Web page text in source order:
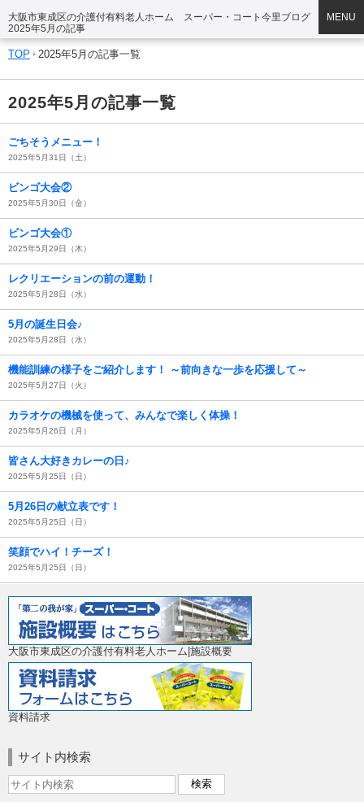
大阪市東成区の介護付有料老人ホーム スーパー・コート今里ブログ
2025年5月の記事
MENU
TOP 2025年5月の記事一覧
2025年5月の記事一覧
ごちそうメニュー！
2025年5月31日（土）
ビンゴ大会②
2025年5月30日（金）
ビンゴ大会①
2025年5月29日（木）
レクリエーションの前の運動！
2025年5月28日（水）
5月の誕生日会♪
2025年5月28日（水）
機能訓練の様子をご紹介します！ ～前向きな一歩を応援して～
2025年5月27日（火）
カラオケの機械を使って、みんなで楽しく体操！
2025年5月26日（月）
皆さん大好きカレーの日♪
2025年5月25日（日）
5月26日の献立表です！
2025年5月25日（日）
笑顔でハイ！チーズ！
2025年5月25日（日）
大阪市東成区の介護付有料老人ホーム|施設概要
資料請求
サイト内検索